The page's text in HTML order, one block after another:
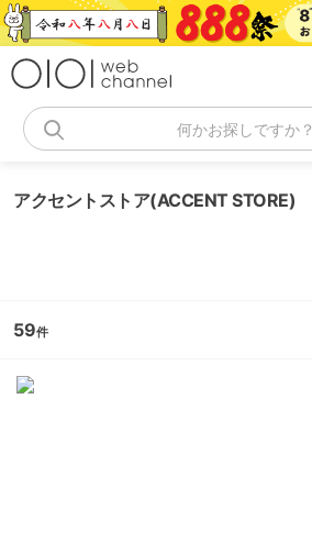
コ
ン
何かお探しですか？
アクセントストア(ACCENT STORE)
59